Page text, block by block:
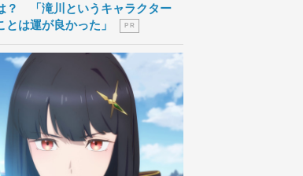
？ 「滝川というキャラクター
とは運が良かった」
P R